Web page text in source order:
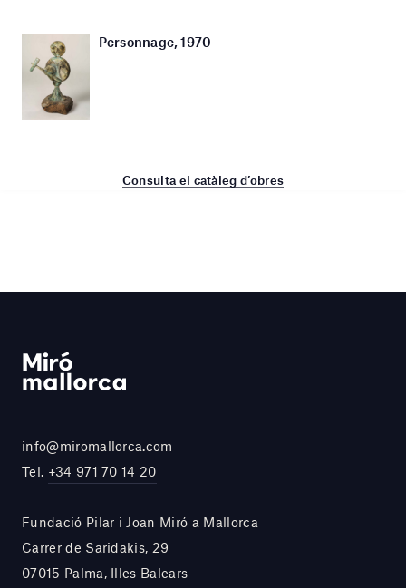
Personnage, 1970
Consulta el catàleg d’obres
info@miromallorca.com
Tel. +34 971 70 14 20
Fundació Pilar i Joan Miró a Mallorca
Carrer de Saridakis, 29
07015 Palma, Illes Balears